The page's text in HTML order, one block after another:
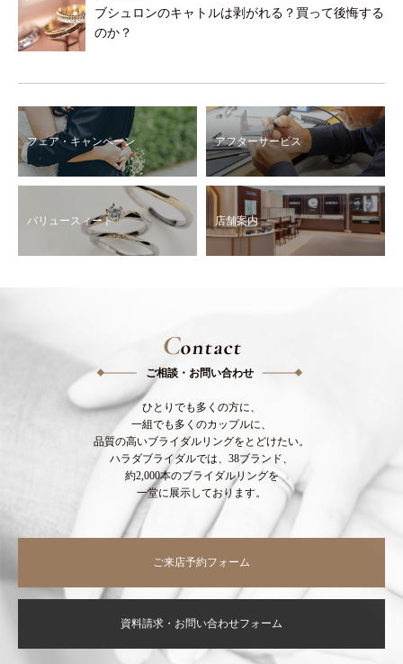
ブシュロンのキャトルは剥がれる？買って後悔する
のか？
フェア・キャンペーン アフターサービス
バリュースィート 店舗案内
Contact
ご相談・お問い合わせ
ひとりでも多くの方に、
一組でも多くのカップルに、
品質の高いブライダルリングをとどけたい。
ハラダブライダルでは、38ブランド、
約2,000本のブライダルリングを
一堂に展示しております。
ご来店予約フォーム
資料請求・お問い合わせフォーム